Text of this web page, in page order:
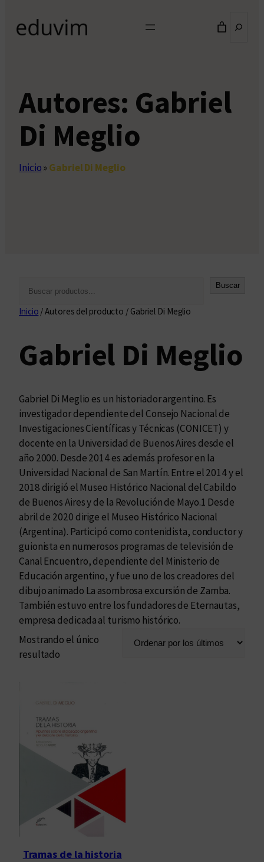
Autores: Gabriel
Di Meglio
Inicio»Gabriel Di Meglio
s
r
Buscar
Inicio / Autores del producto / Gabriel Di Meglio
Gabriel Di Meglio
Gabriel Di Meglio es un historiador argentino. Es
investigador dependiente del Consejo Nacional de
Investigaciones Científicas y Técnicas (CONICET) y
docente en la Universidad de Buenos Aires desde el
año 2000. Desde 2014 es además profesor en la
Universidad Nacional de San Martín. Entre el 2014 y el
2018 dirigió el Museo Histórico Nacional del Cabildo
de Buenos Aires y de la Revolución de Mayo.1 Desde
abril de 2020 dirige el Museo Histórico Nacional
(Argentina). Participó como contenidista, conductor y
guionista en numerosos programas de televisión de
Canal Encuentro, dependiente del Ministerio de
Educación argentino, y fue uno de los creadores del
dibujo animado La asombrosa excursión de Zamba.
También estuvo entre los fundadores de Eternautas,
empresa dedicada al turismo histórico.
Mostrando el único
resultado
Tramas de la historia